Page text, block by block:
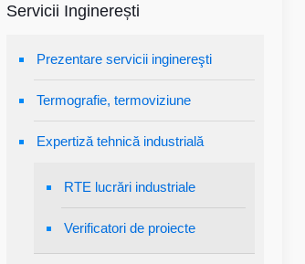
Servicii Inginerești
Prezentare servicii inginereşti
Termografie, termoviziune
Expertiză tehnică industrială
RTE lucrări industriale
Verificatori de proiecte